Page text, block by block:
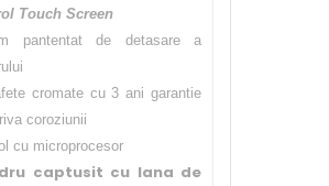
Touch Screen
pantentat de detasare a
cromate cu 3 ani garantie
coroziunii
cu microprocesor
captusit cu lana de